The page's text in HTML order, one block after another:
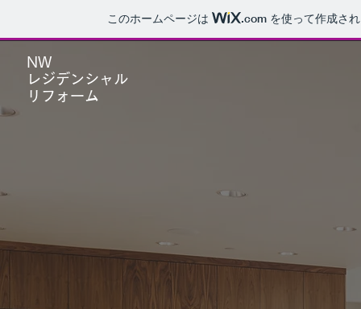
このホームページは .com を使って作成さ
NW
レジデンシャル
​リフォーム